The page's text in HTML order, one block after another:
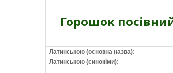
Горошок
Латинською (основна назва):
Латинською (синоніми):